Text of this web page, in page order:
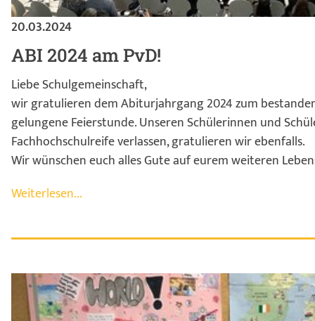
20.03.2024
ABI 2024 am PvD!
Liebe Schulgemeinschaft,
wir gratulieren dem Abiturjahrgang 2024 zum
gelungene Feierstunde. Unseren Schülerinnen und
Fachhochschulreife verlassen, gratulieren wir ebenfalls.
Wir wünschen euch alles Gute auf eurem weiteren
Weiterlesen...